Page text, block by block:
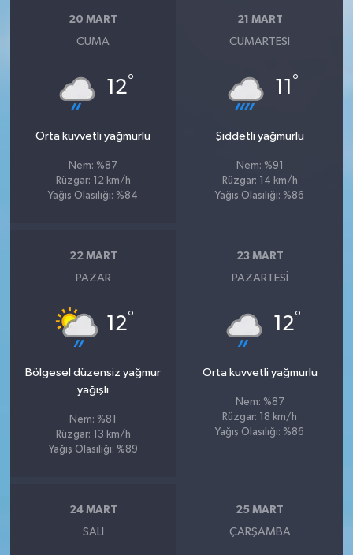
20 MART
CUMA
12°
Orta kuvvetli yağmurlu
Nem: %87
Rüzgar: 12 km/h
Yağış Olasılığı: %84
21 MART
CUMARTESI
11 °
Şiddetli yağmurlu
Nem: %91
Rüzgar: 14 km/h
Yağış Olasılığı: %86
22 MART
PAZAR
12°
Bölgesel düzensiz yağmur
yağışlı
Nem: %81
Rüzgar: 13 km/h
Yağış Olasılığı: %89
23 MART
PAZARTESI
12°
Orta kuvvetli yağmurlu
Nem: %87
Rüzgar: 18 km/h
Yağış Olasılığı: %86
24 MART
SALI
25 MART
ÇARŞAMBA